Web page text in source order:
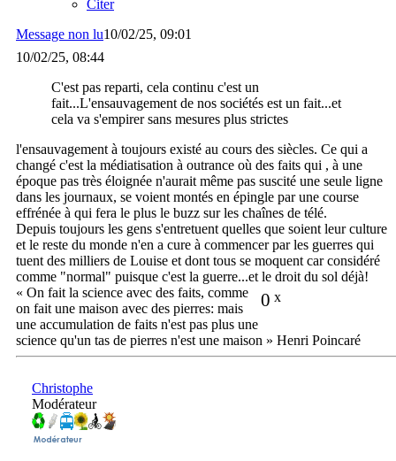
Citer
Message non lu10/02/25, 09:01
10/02/25, 08:44
C'est pas reparti, cela continu c'est un
fait...L'ensauvagement de nos sociétés est un fait...et
cela va s'empirer sans mesures plus strictes
l'ensauvagement à toujours existé au cours des siècles. Ce qui a
changé c'est la médiatisation à outrance où des faits qui , à une
époque pas très éloignée n'aurait même pas suscité une seule ligne
dans les journaux, se voient montés en épingle par une course
effrénée à qui fera le plus le buzz sur les chaînes de télé.
Depuis toujours les gens s'entretuent quelles que soient leur culture
et le reste du monde n'en a cure à commencer par les guerres qui
tuent des milliers de Louise et dont tous se moquent car considéré
comme "normal" puisque c'est la guerre...et le droit du sol déjà!
0 x
« On fait la science avec des faits, comme
on fait une maison avec des pierres: mais
une accumulation de faits n'est pas plus une
science qu'un tas de pierres n'est une maison » Henri Poincaré
Christophe
Modérateur